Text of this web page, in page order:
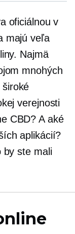
oficiálnou v
majú veľa
Najmä
mnohých
verejnosti
CBD? A aké
aplikácií?
by ste mali